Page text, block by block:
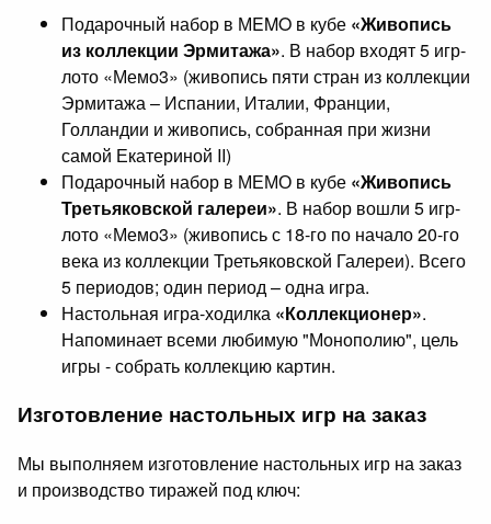
Подарочный набор в МEMO в кубе «Живопись
из коллекции Эрмитажа». В набор входят 5 игр-
лото «Мемо3» (живопись пяти стран из коллекции
Эрмитажа – Испании, Италии, Франции,
Голландии и живопись, собранная при жизни
самой Екатериной II)
Подарочный набор в МЕМО в кубе «Живопись
Третьяковской галереи». В набор вошли 5 игр-
лото «Мемо3» (живопись с 18-го по начало 20-го
века из коллекции Третьяковской Галереи). Всего
5 периодов; один период – одна игра.
Настольная игра-ходилка «Коллекционер».
Напоминает всеми любимую "Монополию", цель
игры - собрать коллекцию картин.
Изготовление настольных игр на заказ
Мы выполняем изготовление настольных игр на заказ
и производство тиражей под ключ: